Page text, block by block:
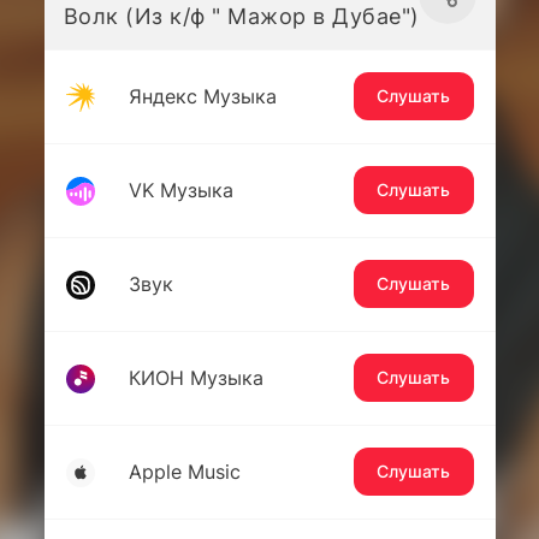
Волк (Из к/ф " Мажор в Дубае")
Яндекс Музыка Слушать
VK Музыка Слушать
Звук Слушать
КИОН Музыка Слушать
Apple Music Слушать